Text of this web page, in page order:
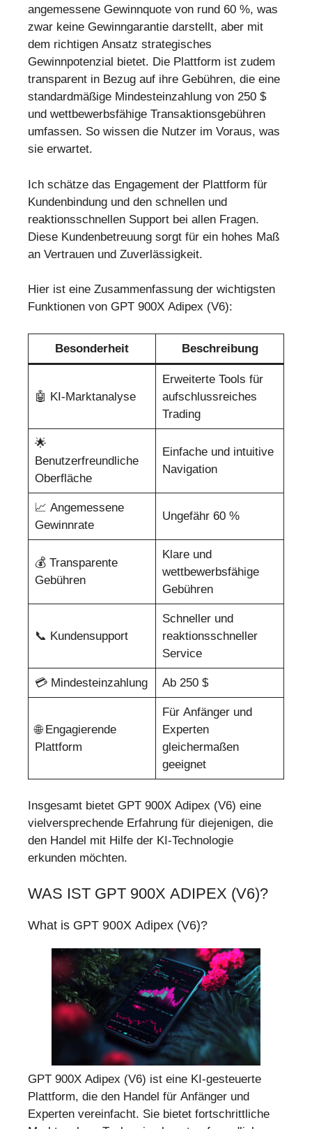
angemessene Gewinnquote von rund 60 %, was
zwar keine Gewinngarantie darstellt, aber mit
dem richtigen Ansatz strategisches
Gewinnpotenzial bietet. Die Plattform ist zudem
transparent in Bezug auf ihre Gebühren, die eine
standardmäßige Mindesteinzahlung von 250 $
und wettbewerbsfähige Transaktionsgebühren
umfassen. So wissen die Nutzer im Voraus, was
sie erwartet.
Ich schätze das Engagement der Plattform für
Kundenbindung und den schnellen und
reaktionsschnellen Support bei allen Fragen.
Diese Kundenbetreuung sorgt für ein hohes Maß
an Vertrauen und Zuverlässigkeit.
Hier ist eine Zusammenfassung der wichtigsten
Funktionen von GPT 900X Adipex (V6):
Besonderheit Beschreibung
🤖 KI-Marktanalyse
Erweiterte Tools für
aufschlussreiches
Trading
🌟
Benutzerfreundliche
Oberfläche
Einfache und intuitive
Navigation
📈 Angemessene
Gewinnrate
Ungefähr 60 %
💰 Transparente
Gebühren
Klare und
wettbewerbsfähige
Gebühren
📞 Kundensupport
Schneller und
reaktionsschneller
Service
💳 Mindesteinzahlung Ab 250 $
🌐 Engagierende
Plattform
Für Anfänger und
Experten
gleichermaßen
geeignet
Insgesamt bietet GPT 900X Adipex (V6) eine
vielversprechende Erfahrung für diejenigen, die
den Handel mit Hilfe der KI-Technologie
erkunden möchten.
WAS IST GPT 900X ADIPEX (V6)?
What is GPT 900X Adipex (V6)?
GPT 900X Adipex (V6) ist eine KI-gesteuerte
Plattform, die den Handel für Anfänger und
Experten vereinfacht. Sie bietet fortschrittliche